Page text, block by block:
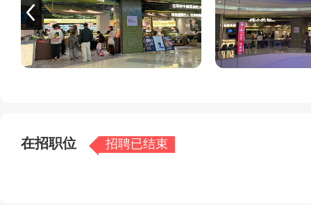
在招职位 招聘已结束